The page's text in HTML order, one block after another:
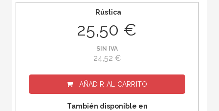
Rústica
25,50 €
SIN IVA
24,52 €
AÑADIR AL CARRITO
También disponible en